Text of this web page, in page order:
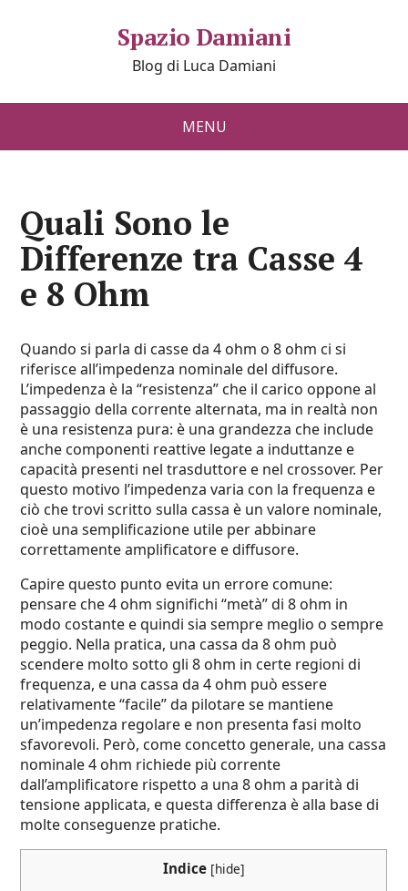
Spazio Damiani
Blog di Luca Damiani
MENU
Quali Sono le
Differenze tra Casse 4
e 8 Ohm
Quando si parla di casse da 4 ohm o 8 ohm ci si
riferisce all’impedenza nominale del diffusore.
L’impedenza è la “resistenza” che il carico oppone al
passaggio della corrente alternata, ma in realtà non
è una resistenza pura: è una grandezza che include
anche componenti reattive legate a induttanze e
capacità presenti nel trasduttore e nel crossover. Per
questo motivo l’impedenza varia con la frequenza e
ciò che trovi scritto sulla cassa è un valore nominale,
cioè una semplificazione utile per abbinare
correttamente amplificatore e diffusore.
Capire questo punto evita un errore comune:
pensare che 4 ohm significhi “metà” di 8 ohm in
modo costante e quindi sia sempre meglio o sempre
peggio. Nella pratica, una cassa da 8 ohm può
scendere molto sotto gli 8 ohm in certe regioni di
frequenza, e una cassa da 4 ohm può essere
relativamente “facile” da pilotare se mantiene
un’impedenza regolare e non presenta fasi molto
sfavorevoli. Però, come concetto generale, una cassa
nominale 4 ohm richiede più corrente
dall’amplificatore rispetto a una 8 ohm a parità di
tensione applicata, e questa differenza è alla base di
molte conseguenze pratiche.
Indice [hide]